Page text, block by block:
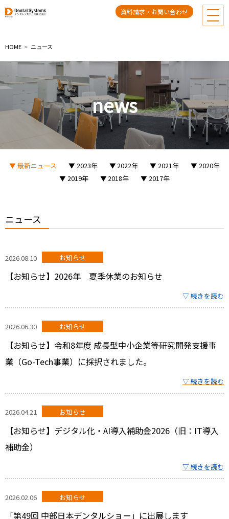
資料請求・お問い合わせ
HOME ニュース
news
最新ニュース 2023年 2022年 2021年
2020年
2019年
2018年 2017年
ニュース
2026.08.10 お知らせ
【お知らせ】2026年 夏季休業のお知らせ
▽ 続きを読む
2026.06.30 お知らせ
【お知らせ】令和8年度 成長型中小企業等研究開発支援事
業（Go-Tech事業）に採択されました。
▽ 続きを読む
2026.04.21 お知らせ
【お知らせ】デジタル化・AI導入補助金2026（旧：IT導入
補助金）
▽ 続きを読む
2026.02.06 お知らせ
「第49回 中部日本デンタルショー」に出展します